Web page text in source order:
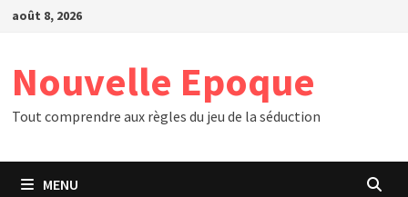
Passer
août 8, 2026
Nouvelle Epoque
Tout comprendre aux règles du jeu de la séduction
MENU